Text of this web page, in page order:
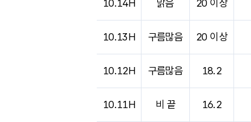
10.14H 맑음 20 이상
10.13H 구름많음 20 이상
10.12H 구름많음 18.2
10.11H 비 끝 16.2